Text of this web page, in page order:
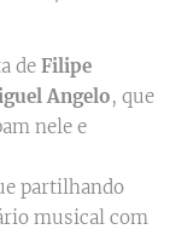
de Filipe
Angelo, que
nele e
partilhando
musical com